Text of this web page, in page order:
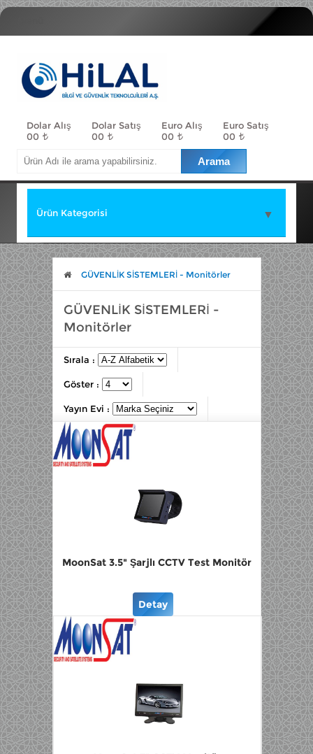
Dolar Alış
00
Dolar Satış
00
Euro Alış
00
Euro Satış
00
Ürün Kategorisi ▼
▼
▼
GÜVENLİK SİSTEMLERİ - Monitörler
GÜVENLİK SİSTEMLERİ -
Monitörler
Sırala :
Göster :
Yayın Evi :
MoonSat 3.5" Şarjlı CCTV Test Monitör
Detay